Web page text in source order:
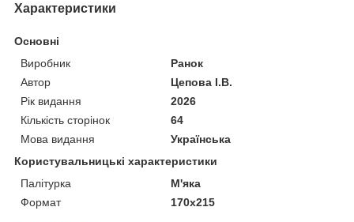
Характеристики
Основні
Виробник
Ранок
Автор
Цепова І.В.
Рік видання
2026
Кількість сторінок
64
Мова видання
Українська
Користувальницькі характеристики
Палітурка
М'яка
Формат
170х215